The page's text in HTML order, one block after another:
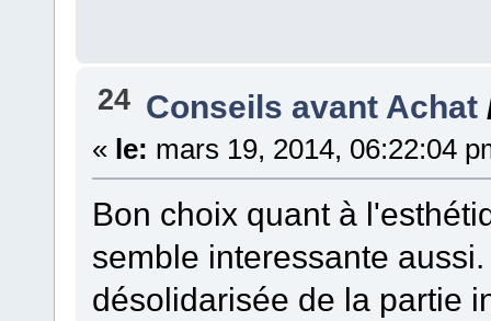
24 Conseils avant Achat
« le: mars 19, 2014, 06:22:04
Bon choix quant à
semble interessante
désolidarisée de la partie